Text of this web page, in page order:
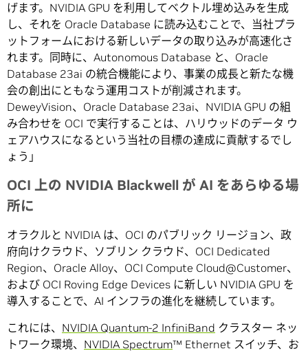
げます。NVIDIA GPU を利用してベクトル埋め込みを生成
し、それを Oracle Database に読み込むことで、当社プラ
ットフォームにおける新しいデータの取り込みが高速化さ
れます。同時に、Autonomous Database と、Oracle
Database 23ai の統合機能により、事業の成長と新たな機
会の創出にともなう運用コストが削減されます。
DeweyVision、Oracle Database 23ai、NVIDIA GPU の組
み合わせを OCI で実行することは、ハリウッドのデータ ウ
ェアハウスになるという当社の目標の達成に貢献するでし
ょう」
OCI 上の NVIDIA Blackwell が AI をあらゆる場
所に
オラクルと NVIDIA は、OCI のパブリック リージョン、政
府向けクラウド、ソブリン クラウド、OCI Dedicated
Region、Oracle Alloy、OCI Compute Cloud@Customer、
および OCI Roving Edge Devices に新しい NVIDIA GPU を
導入することで、AI インフラの進化を継続しています。
これには、 NVIDIA Quantum-2 InfiniBand クラスター ネッ
トワーク環境、 NVIDIA Spectrum™ Ethernet スイッチ、お